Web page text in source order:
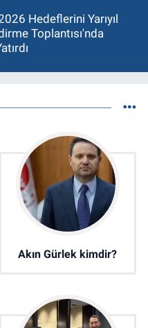
Hedeflerini Yarıyıl
Toplantısı'nda
Akın Gürlek kimdir?